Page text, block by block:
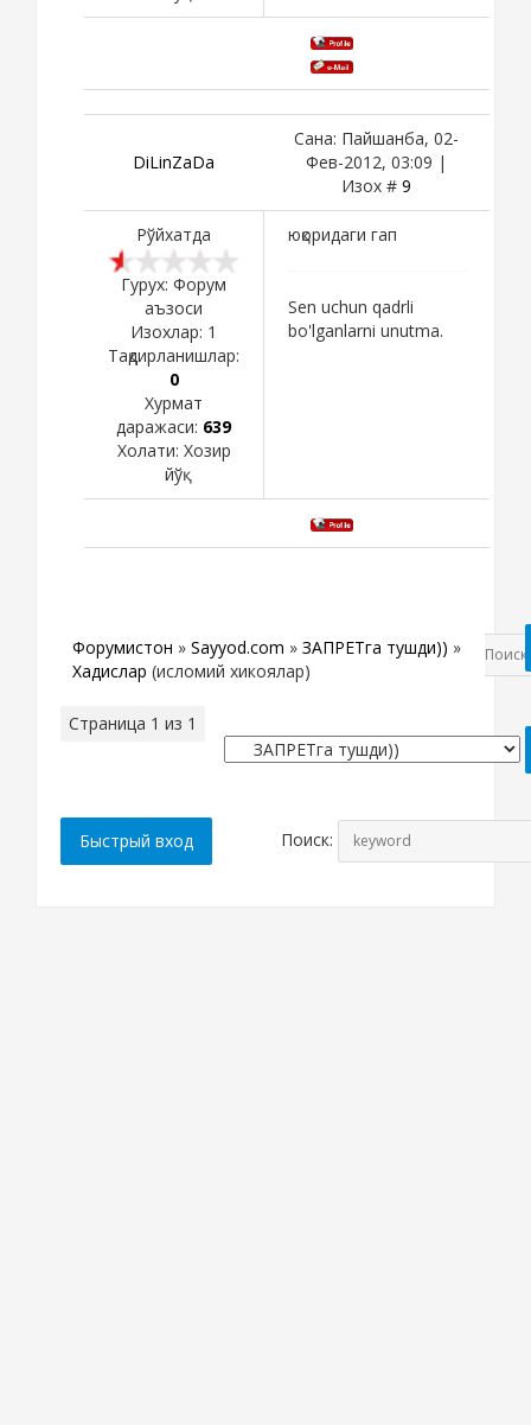
DiLinZaDa
Сана: Пайшанба, 02-
Фев-2012, 03:09 |
Изох # 9
Рўйхатда
Гурух: Форум
аъзоси
Изохлар: 1
Тақдирланишлар:
0
Хурмат
даражаси: 639
Холати: Хозир
йўқ
юқоридаги гап
Sen uchun qadrli
bo'lganlarni unutma.
Форумистон » Sayyod.com » ЗАПРЕТга тушди)) »
Хадислар (исломий хикоялар)
Страница 1 из 1
Поиск: